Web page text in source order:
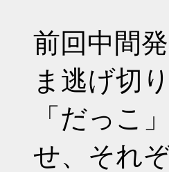
前回中間
ま逃げ切
「だっこ
せ、それ